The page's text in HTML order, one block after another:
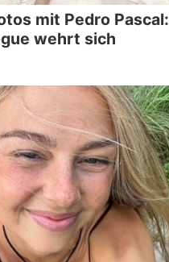
mit Pedro Pascal:
wehrt sich